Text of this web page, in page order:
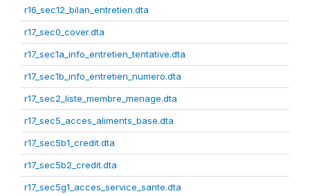
r16_sec12_bilan_entretien.dta
r17_sec0_cover.dta
r17_sec1a_info_entretien_tentative.dta
r17_sec1b_info_entretien_numero.dta
r17_sec2_liste_membre_menage.dta
r17_sec5_acces_aliments_base.dta
r17_sec5b1_credit.dta
r17_sec5b2_credit.dta
r17_sec5g1_acces_service_sante.dta